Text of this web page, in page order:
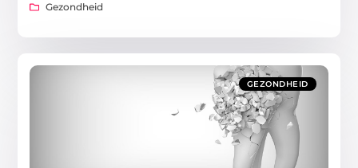
Gezondheid
GEZONDHEID